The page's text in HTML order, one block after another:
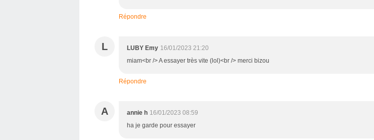
Répondre
L LUBY Emy 16/01/2023 21:20
miam<br /> A essayer très vite (lol)<br /> merci bizou
Répondre
A annie h 16/01/2023 08:59
ha je garde pour essayer